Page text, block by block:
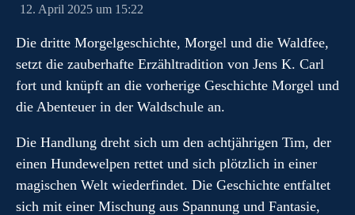
12. April 2025 um 15:22
Die dritte Morgelgeschichte, Morgel und die Waldfee,
setzt die zauberhafte Erzähltradition von Jens K. Carl
fort und knüpft an die vorherige Geschichte Morgel und
die Abenteuer in der Waldschule an.
Die Handlung dreht sich um den achtjährigen Tim, der
einen Hundewelpen rettet und sich plötzlich in einer
magischen Welt wiederfindet. Die Geschichte entfaltet
sich mit einer Mischung aus Spannung und Fantasie,